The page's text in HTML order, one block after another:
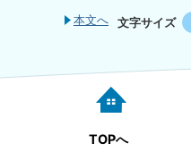
本文へ 文字サイズ
TOPへ